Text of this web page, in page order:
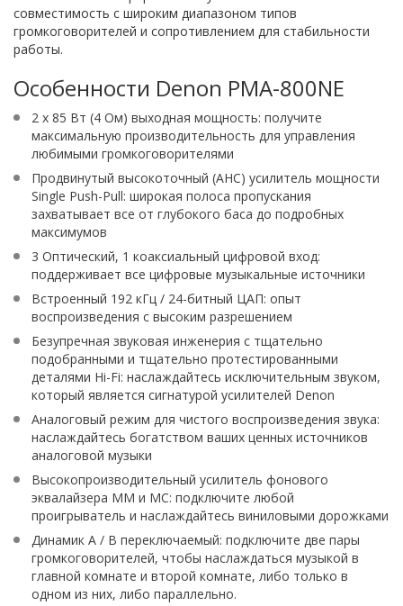
совместимость с широким диапазоном типов
громкоговорителей и сопротивлением для стабильности
работы.
Особенности Denon PMA-800NE
2 x 85 Вт (4 Ом) выходная мощность: получите
максимальную производительность для управления
любимыми громкоговорителями
Продвинутый высокоточный (AHC) усилитель мощности
Single Push-Pull: широкая полоса пропускания
захватывает все от глубокого баса до подробных
максимумов
3 Оптический, 1 коаксиальный цифровой вход:
поддерживает все цифровые музыкальные источники
Встроенный 192 кГц / 24-битный ЦАП: опыт
воспроизведения с высоким разрешением
Безупречная звуковая инженерия с тщательно
подобранными и тщательно протестированными
деталями Hi-Fi: наслаждайтесь исключительным звуком,
который является сигнатурой усилителей Denon
Аналоговый режим для чистого воспроизведения звука:
наслаждайтесь богатством ваших ценных источников
аналоговой музыки
Высокопроизводительный усилитель фонового
эквалайзера MM и MC: подключите любой
проигрыватель и наслаждайтесь виниловыми дорожками
Динамик A / B переключаемый: подключите две пары
громкоговорителей, чтобы наслаждаться музыкой в ​​
главной комнате и второй комнате, либо только в
одном из них, либо параллельно.